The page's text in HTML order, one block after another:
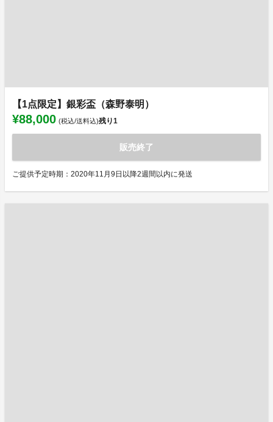
【1点限定】銀彩盃（森野泰明）
¥88,000 (税込/送料込)残り1
販売終了
ご提供予定時期：2020年11月9日以降2週間以内に発送